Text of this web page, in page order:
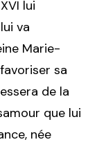
lui
va
Marie-
sa
de la
que lui
née